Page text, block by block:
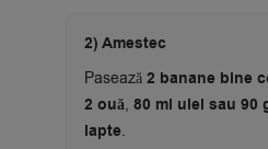
2) Amestec
Pasează 2 banane bine
2 ouă, 80 ml ulei sau 90
lapte.